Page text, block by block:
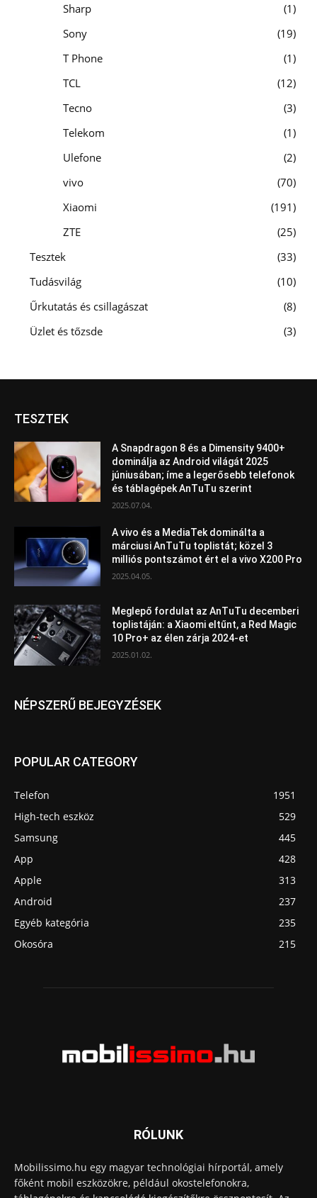
Sharp
1
Sony
19
T Phone
1
TCL
12
Tecno
3
Telekom
1
Ulefone
2
vivo
70
Xiaomi
191
ZTE
25
Tesztek
33
Tudásvilág
10
Űrkutatás és csillagászat
8
Üzlet és tőzsde
3
TESZTEK
A Snapdragon 8 és a Dimensity 9400+
dominálja az Android világát 2025
júniusában; íme a legerősebb telefonok
és táblagépek AnTuTu szerint
2025.07.04.
A vivo és a MediaTek dominálta a
márciusi AnTuTu toplistát; közel 3
milliós pontszámot ért el a vivo X200 Pro
2025.04.05.
Meglepő fordulat az AnTuTu decemberi
toplistáján: a Xiaomi eltűnt, a Red Magic
10 Pro+ az élen zárja 2024-et
2025.01.02.
NÉPSZERŰ BEJEGYZÉSEK
POPULAR CATEGORY
Telefon
1951
High-tech eszköz
529
Samsung
445
App
428
Apple
313
Android
237
Egyéb kategória
235
Okosóra
215
RÓLUNK
Mobilissimo.hu egy magyar technológiai hírportál, amely
főként mobil eszközökre, például okostelefonokra,